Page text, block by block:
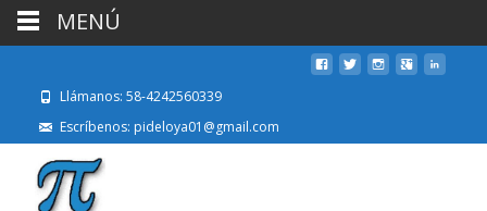
Llámanos: 58-4242560339
Escríbenos: pideloya01@gmail.com
MENÚ